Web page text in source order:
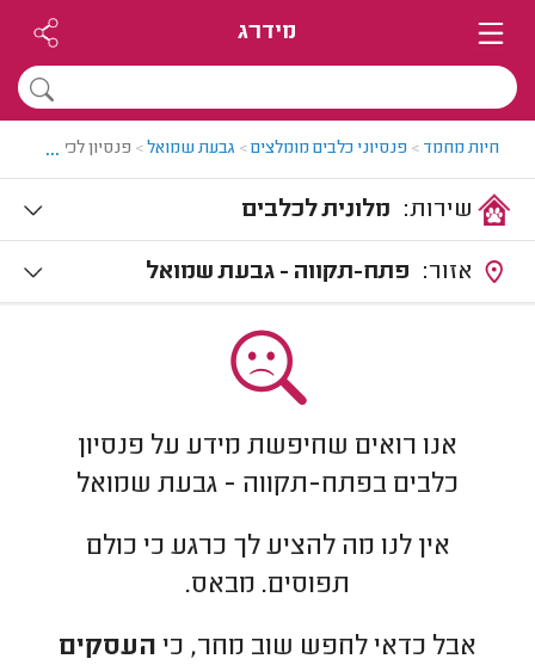
מידרג
חיות מחמד > פנסיוני כלבים מומלצים> גבעת שמואל> פנסיון לכלבים
...
מלונית לכלבים
פתח-תקווה - גבעת שמואל
אנו רואים שחיפשת מידע על פנסיון
כלבים בפתח-תקווה - גבעת שמואל
אין לנו מה להציע לך כרגע כי כולם
תפוסים. מבאס.
אבל כדאי לחפש שוב מחר, כי העסקים